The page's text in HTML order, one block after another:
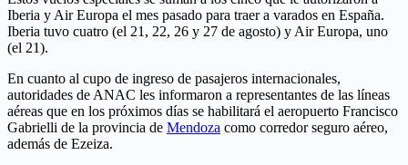
Iberia y Air Europa el mes pasado para traer a varados en España.
Iberia tuvo cuatro (el 21, 22, 26 y 27 de agosto) y Air Europa, uno
(el 21).
En cuanto al cupo de ingreso de pasajeros internacionales,
autoridades de ANAC les informaron a representantes de las líneas
aéreas que en los próximos días se habilitará el aeropuerto Francisco
Gabrielli de la provincia de Mendoza como corredor seguro aéreo,
además de Ezeiza.